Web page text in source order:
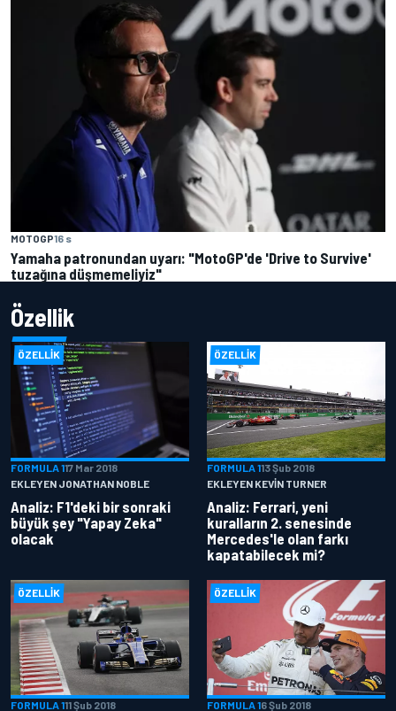
MOTOGP16 s
Yamaha patronundan uyarı: "MotoGP'de 'Drive to Survive'
tuzağına düşmemeliyiz"
Özellik
ÖZELLIK
FORMULA 117 Mar 2018
EKLEYEN JONATHAN NOBLE
Analiz: F1'deki bir sonraki
büyük şey "Yapay Zeka"
olacak
ÖZELLIK
FORMULA 113 Şub 2018
EKLEYEN KEVIN TURNER
Analiz: Ferrari, yeni
kuralların 2. senesinde
Mercedes'le olan farkı
kapatabilecek mi?
ÖZELLIK
FORMULA 111 Şub 2018
ÖZELLIK
FORMULA 16 Şub 2018